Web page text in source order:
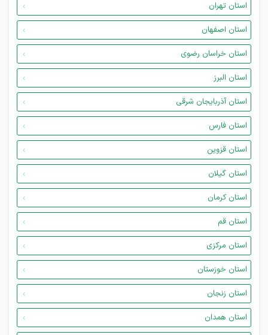
استان تهران
استان اصفهان
استان خراسان رضوی
استان البرز
استان آذربایجان شرقی
استان فارس
استان قزوین
استان گیلان
استان کرمان
استان قم
استان مرکزی
استان خوزستان
استان زنجان
استان همدان